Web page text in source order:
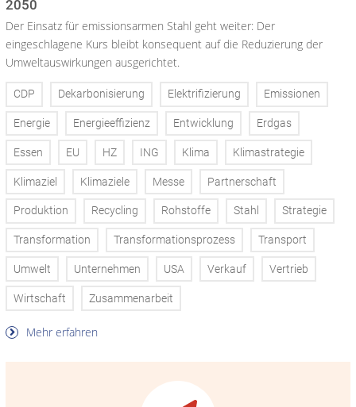
2050
Der Einsatz für emissionsarmen Stahl geht weiter: Der
eingeschlagene Kurs bleibt konsequent auf die Reduzierung der
Umweltauswirkungen ausgerichtet.
CDP Dekarbonisierung Elektrifizierung Emissionen
Energie Energieeffizienz Entwicklung Erdgas
Essen EU HZ ING Klima Klimastrategie
Klimaziel Klimaziele Messe Partnerschaft
Produktion Recycling Rohstoffe Stahl Strategie
Transformation Transformationsprozess Transport
Umwelt Unternehmen USA Verkauf Vertrieb
Wirtschaft Zusammenarbeit
Mehr erfahren